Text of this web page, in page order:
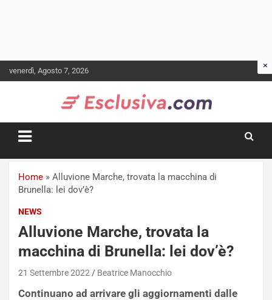
to
venerdì, Agosto 7, 2026
Home » Alluvione Marche, trovata la macchina di
Brunella: lei dov’è?
NEWS
Alluvione Marche, trovata la
macchina di Brunella: lei dov’è?
21 Settembre 2022 Beatrice Manocchio
Continuano ad arrivare gli aggiornamenti dalle